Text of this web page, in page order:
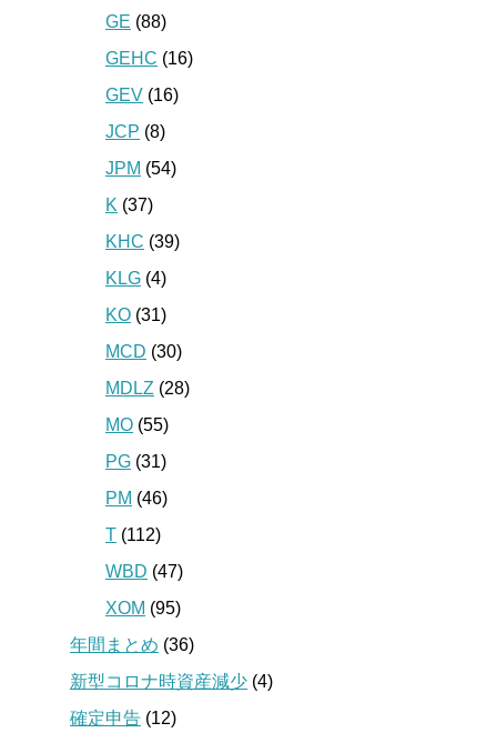
GE (88)
GEHC (16)
GEV (16)
JCP (8)
JPM (54)
K (37)
KHC (39)
KLG (4)
KO (31)
MCD (30)
MDLZ (28)
MO (55)
PG (31)
PM (46)
T (112)
WBD (47)
XOM (95)
年間まとめ (36)
新型コロナ時資産減少 (4)
確定申告 (12)